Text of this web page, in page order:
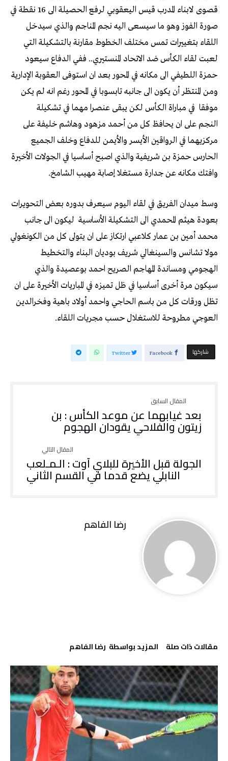
قصوى لابناء المدرب قيس اليعقوبي لرفع الحصيلة الى 16 نقطة في
صورة الفوز وهو ما سيسعى اليه نجم المناجم والذي سيدخل
اللقاء بتغييرات تمس مختلف الخطوط مقارنة بالتشكيلة التي
لعبت لقاء الكأس ضد الاتحاد المنستيري.. ففي الدفاع سيعود
حمزة اللطيفي الى مكانه في المحور بعد ان استوفى العقوبة الإدارية
ومن المنتظر أن يكون الى جانبه تابسوبا في المحور رغم انه لم يكن
موفقا في مباراة الكأس لكن يبقى عنصرا مهما في تشكيلة
النجم على ان يحافظ كل من أحمد مزهود وهاشم خليفة على
مركزيهما في الرواقين الأيسر والأيمن للدفاع وخلف الجميع
الحارس حمزة بن شريفية والذي اصبح أساسيا في الجولات الأخيرة
وافتك مكانه عن جدارة مستغلا إصابة مهيب الشامخ.
وسط ميدان الفريق في لقاء اليوم سيعرف بدوره بعض التحويرات
بعودة هيثم المحمدي الى التشكيلة الأساسية ليكون الى جانب
محمد أمين بن عمار كلاعبي ارتكاز على ان يتولى كل من الكونغولي
مولا تشانس والسينغالي شريف بوديان البناء والتخطيط
الهجومي ومساندة المهاجم الصريح احمد بوعصيدة والذي
سيكون مرة أخرى أساسيا في ظل تميزه في المباريات الأخيرة على ان
تظل ورقات كل من باسم الحاجي واحمد أولاد باهية وفخرالدين
العوجي مطروحة للاستغلال حسب مجريات اللقاء.
‫‫ شاركها‬ Facebook
Twitter
بعد غيابهما عن موعد الكأس : بن
زيتون والفلاحي يقودان الهجوم
الجولة قبل الأخيرة للبلاي آوت : الـمـلعب
النابلي يضع قدما في القسم الثاني
رضا الفاهم
‫مقالات ذات صلة‬ ‫‫المزيد بواسطة‬ ‬ رضا الفاهم